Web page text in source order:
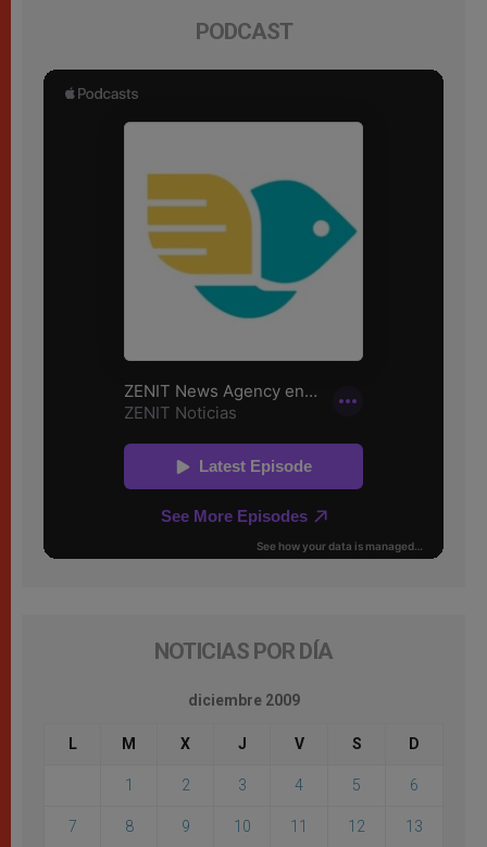
PODCAST
NOTICIAS POR DÍA
diciembre 2009
L M X J V S D
1 2 3 4 5 6
7 8 9 10 11 12 13